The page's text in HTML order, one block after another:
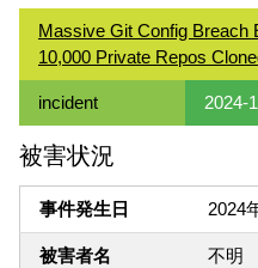
Massive Git Config Breach
10,000 Private Repos
incident 2024-
被害状況
事件発生日 2024
被害者名 不明